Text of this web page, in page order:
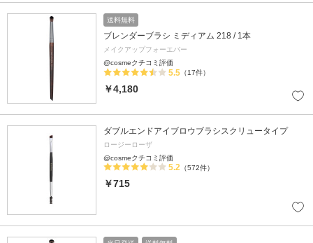
送料無料
ブレンダーブラシ ミディアム 218 / 1本
メイクアップフォーエバー
@cosmeクチコミ評価
5.5 （17件）
￥4,180
ダブルエンドアイブロウブラシスクリュータイプ
ロージーローザ
@cosmeクチコミ評価
5.2 （572件）
￥715